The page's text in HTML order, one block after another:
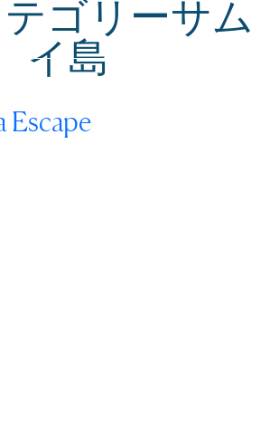
と、さらに最大
15%オフでお
ゴリーサム
イ島
Escape